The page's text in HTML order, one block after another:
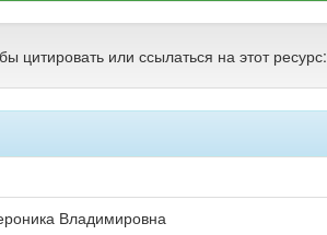
цитировать или ссылаться на этот ресурс:
Владимировна